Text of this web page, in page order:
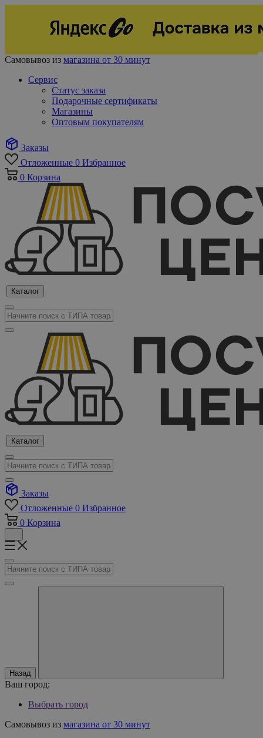
Самовывоз из магазина от 30 минут
Сервис
Статус заказа
Подарочные сертификаты
Магазины
Оптовым покупателям
Заказы
Отложенные 0 Избранное
0 Корзина
Каталог
Каталог
Заказы
Отложенные 0 Избранное
0 Корзина
Назад
Ваш город:
Выбрать город
Самовывоз из магазина от 30 минут